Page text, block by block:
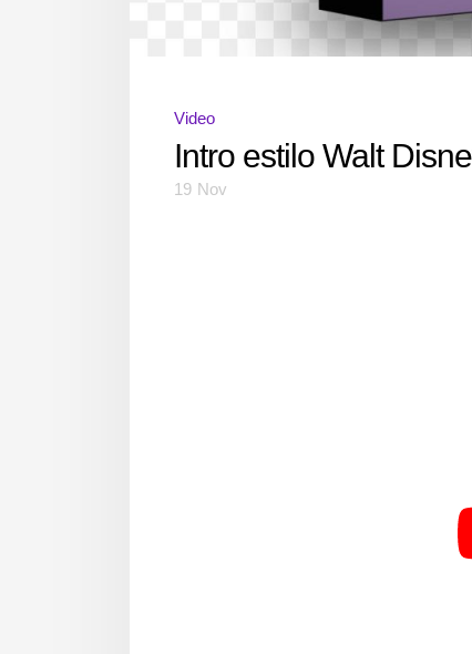
Video
Intro estilo Walt
19 Nov